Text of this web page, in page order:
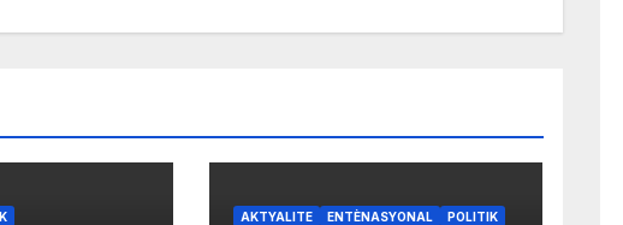
AKTYALITE ENTÈNASYONAL POLITIK